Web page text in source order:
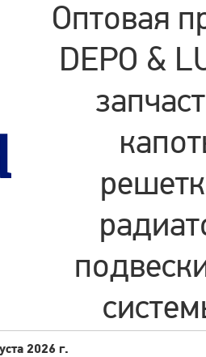
Оптовая
DEPO &
2026 г.